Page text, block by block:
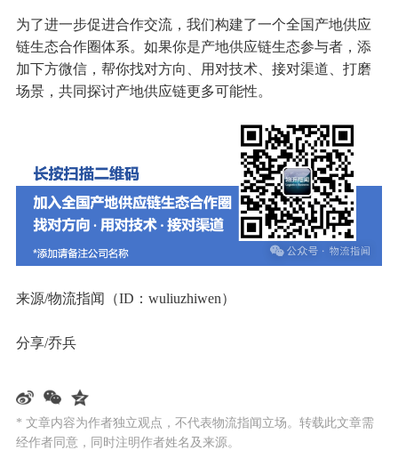
为了进一步促进合作交流，我们构建了一个全国产地供应
链生态合作圈体系。如果你是产地供应链生态参与者，添
加下方微信，帮你找对方向、用对技术、接对渠道、打磨
场景，共同探讨产地供应链更多可能性。
来源/物流指闻（ID：wuliuzhiwen）
分享/乔兵
* 文章内容为作者独立观点，不代表物流指闻立场。转载此文章需
经作者同意，同时注明作者姓名及来源。